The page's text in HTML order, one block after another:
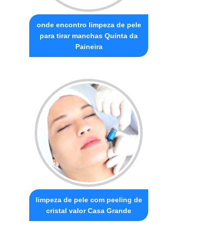
onde encontro limpeza de pele
para tirar manchas Quinta da
Paineira
limpeza de pele com peeling de
cristal valor Casa Grande